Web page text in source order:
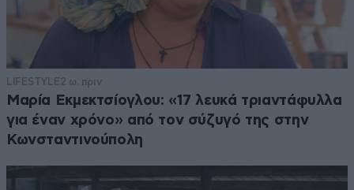
LIFESTYLE 2 ω. πριν
Μαρία Εκμεκτσίογλου: «17 λευκά τριαντάφυλλα
για έναν χρόνο» από τον σύζυγό της στην
Κωνσταντινούπολη